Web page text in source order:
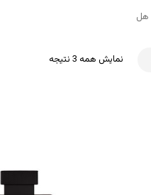
هل
نمایش همه 3 نتیجه